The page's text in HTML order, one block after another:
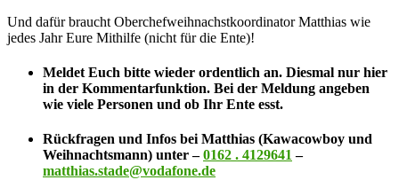
Und dafür braucht Oberchefweihnachstkoordinator Matthias wie
jedes Jahr Eure Mithilfe (nicht für die Ente)!
Meldet Euch bitte wieder ordentlich an. Diesmal nur hier
in der Kommentarfunktion. Bei der Meldung angeben
wie viele Personen und ob Ihr Ente esst.
Rückfragen und Infos bei Matthias (Kawacowboy und
Weihnachtsmann) unter –0162 . 4129641–
matthias.stade@vodafone.de